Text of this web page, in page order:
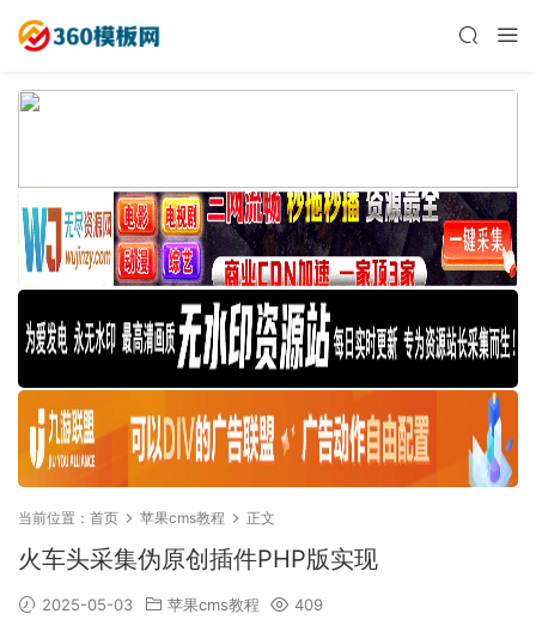
当前位置： 首页 苹果cms教程 正文
火车头采集伪原创插件PHP版实现
2025-05-03 苹果cms教程 409